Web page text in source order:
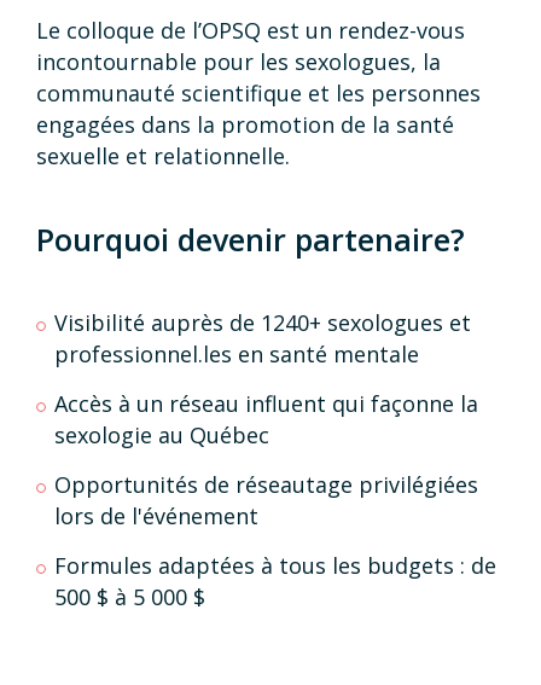
Le colloque de l’OPSQ est un rendez-vous
incontournable pour les sexologues, la
communauté scientifique et les personnes
engagées dans la promotion de la santé
sexuelle et relationnelle.
Pourquoi devenir partenaire?
Visibilité auprès de 1240+ sexologues et
professionnel.les en santé mentale
Accès à un réseau influent qui façonne la
sexologie au Québec
Opportunités de réseautage privilégiées
lors de l'événement
Formules adaptées à tous les budgets : de
500 $ à 5 000 $